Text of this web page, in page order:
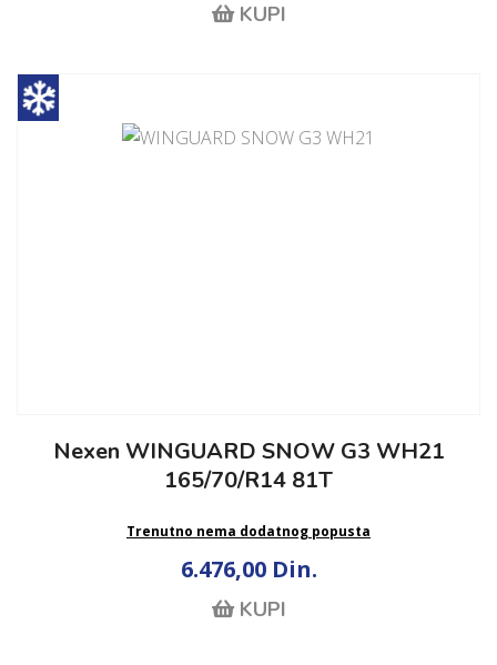
KUPI
Nexen WINGUARD SNOW G3 WH21
165/70/R14 81T
Trenutno nema dodatnog popusta
6.476,00 Din.
KUPI